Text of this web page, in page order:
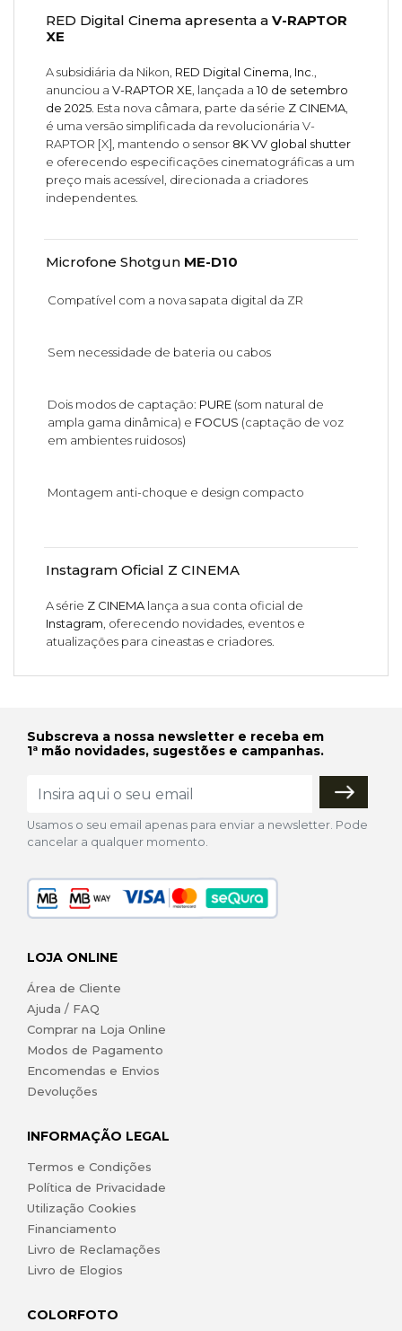
RED Digital Cinema apresenta aV-RAPTOR
XE
A subsidiária da Nikon, RED Digital Cinema, Inc.
anunciou aV-RAPTOR XE , lançada a10 de setembro
de 2025 . Esta nova câmara, parte da série Z CINEMA
é uma versão simplificada da revolucionária V-
RAPTOR [X], mantendo o sensor 8K VV global shutter
e oferecendo especificações cinematográficas a um
preço mais acessível, direcionada a criadores
independentes.
Microfone Shotgun ME-D10
Compatível com a nova sapata digital da ZR
Sem necessidade de bateria ou cabos
Dois modos de captação: PURE (som natural de
ampla gama dinâmica) e FOCUS (captação de voz
em ambientes ruidosos)
Montagem anti-choque e design compacto
Instagram Oficial Z CINEMA
A série Z CINEMA lança a sua conta oficial de
Instagram , oferecendo novidades, eventos e
atualizações para cineastas e criadores.
Subscreva a nossa newsletter e receba em
1ª mão novidades, sugestões e campanhas.
Usamos o seu email apenas para enviar a newsletter. Pode
cancelar a qualquer momento.
LOJA ONLINE
Área de Cliente
Ajuda / FAQ
Comprar na Loja Online
Modos de Pagamento
Encomendas e Envios
Devoluções
INFORMAÇÃO LEGAL
Termos e Condições
Política de Privacidade
Utilização Cookies
Financiamento
Livro de Reclamações
Livro de Elogios
COLORFOTO